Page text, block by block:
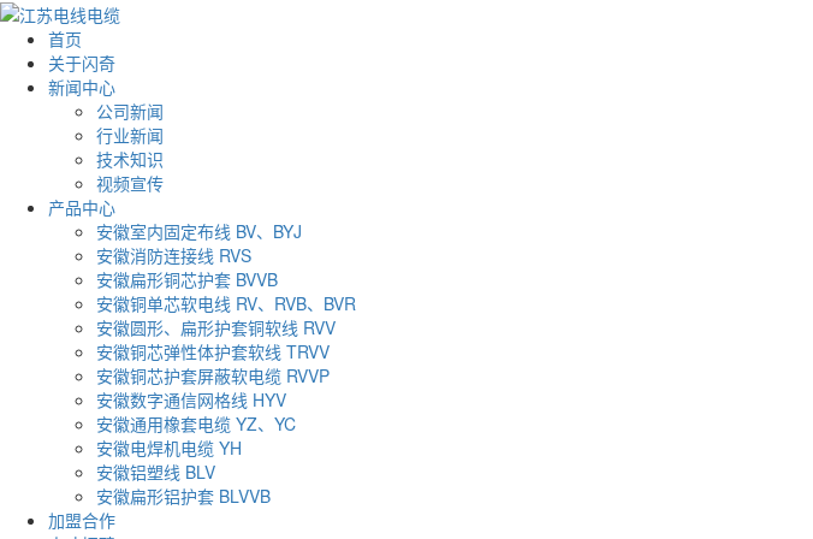
首页
关于闪奇
新闻中心
公司新闻
行业新闻
技术知识
视频宣传
产品中心
安徽室内固定布线 BV、BYJ
安徽消防连接线 RVS
安徽扁形铜芯护套 BVVB
安徽铜单芯软电线 RV、RVB、BVR
安徽圆形、扁形护套铜软线 RVV
安徽铜芯弹性体护套软线 TRVV
安徽铜芯护套屏蔽软电缆 RVVP
安徽数字通信网格线 HYV
安徽通用橡套电缆 YZ、YC
安徽电焊机电缆 YH
安徽铝塑线 BLV
安徽扁形铝护套 BLVVB
加盟合作